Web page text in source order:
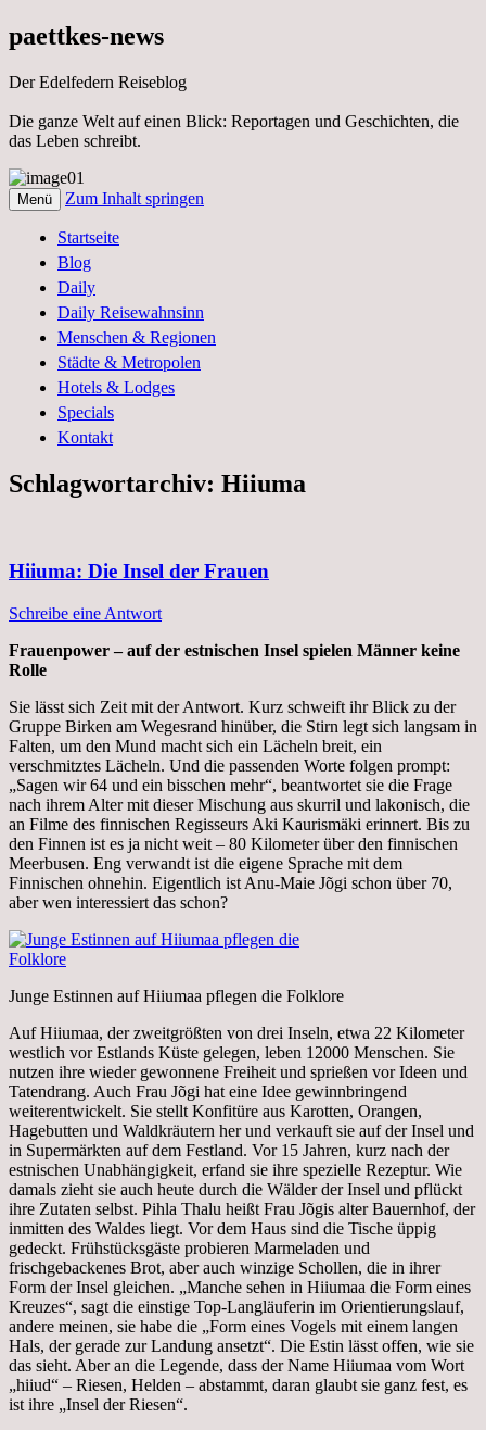
paettkes-news
Der Edelfedern Reiseblog
Die ganze Welt auf einen Blick: Reportagen und Geschichten, die
das Leben schreibt.
Paettkes News
Welt auf einen Blick. Reportagen, Texte
und Geschichten aus dem Leben
Menü Zum Inhalt springen
Startseite
Blog
Daily
Daily Reisewahnsinn
Menschen & Regionen
Städte & Metropolen
Hotels & Lodges
Specials
Kontakt
Schlagwortarchiv: Hiiuma
Hiiuma: Die Insel der Frauen
Schreibe eine Antwort
Frauenpower – auf der estnischen Insel spielen Männer keine
Rolle
Sie lässt sich Zeit mit der Antwort. Kurz schweift ihr Blick zu der
Gruppe Birken am Wegesrand hinüber, die Stirn legt sich langsam in
Falten, um den Mund macht sich ein Lächeln breit, ein
verschmitztes Lächeln. Und die passenden Worte folgen prompt:
„Sagen wir 64 und ein bisschen mehr“, beantwortet sie die Frage
nach ihrem Alter mit dieser Mischung aus skurril und lakonisch, die
an Filme des finnischen Regisseurs Aki Kaurismäki erinnert. Bis zu
den Finnen ist es ja nicht weit – 80 Kilometer über den finnischen
Meerbusen. Eng verwandt ist die eigene Sprache mit dem
Finnischen ohnehin. Eigentlich ist Anu-Maie Jõgi schon über 70,
aber wen interessiert das schon?
Junge Estinnen auf Hiiumaa pflegen die Folklore
Auf Hiiumaa, der zweitgrößten von drei Inseln, etwa 22 Kilometer
westlich vor Estlands Küste gelegen, leben 12000 Menschen. Sie
nutzen ihre wieder gewonnene Freiheit und sprießen vor Ideen und
Tatendrang. Auch Frau Jõgi hat eine Idee gewinnbringend
weiterentwickelt. Sie stellt Konfitüre aus Karotten, Orangen,
Hagebutten und Waldkräutern her und verkauft sie auf der Insel und
in Supermärkten auf dem Festland. Vor 15 Jahren, kurz nach der
estnischen Unabhängigkeit, erfand sie ihre spezielle Rezeptur. Wie
damals zieht sie auch heute durch die Wälder der Insel und pflückt
ihre Zutaten selbst. Pihla Thalu heißt Frau Jõgis alter Bauernhof, der
inmitten des Waldes liegt. Vor dem Haus sind die Tische üppig
gedeckt. Frühstücksgäste probieren Marmeladen und
frischgebackenes Brot, aber auch winzige Schollen, die in ihrer
Form der Insel gleichen. „Manche sehen in Hiiumaa die Form eines
Kreuzes“, sagt die einstige Top-Langläuferin im Orientierungslauf,
andere meinen, sie habe die „Form eines Vogels mit einem langen
Hals, der gerade zur Landung ansetzt“. Die Estin lässt offen, wie sie
das sieht. Aber an die Legende, dass der Name Hiiumaa vom Wort
„hiiud“ – Riesen, Helden – abstammt, daran glaubt sie ganz fest, es
ist ihre „Insel der Riesen“.